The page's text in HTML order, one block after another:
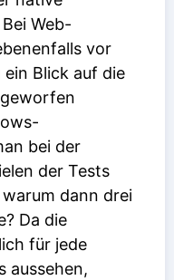
Web-
vor
Blick auf die
bei der
der Tests
dann drei
Da die
für jede
aussehen,